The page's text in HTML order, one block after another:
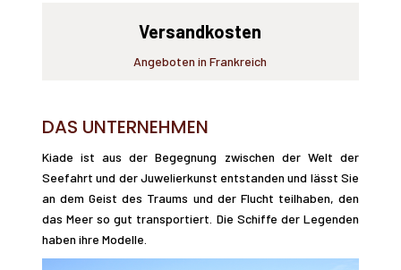
Versandkosten
Angeboten in Frankreich
DAS UNTERNEHMEN
Kiade ist aus der Begegnung zwischen der Welt der
Seefahrt und der Juwelierkunst entstanden und lässt Sie
an dem Geist des Traums und der Flucht teilhaben, den
das Meer so gut transportiert. Die Schiffe der Legenden
haben ihre Modelle.